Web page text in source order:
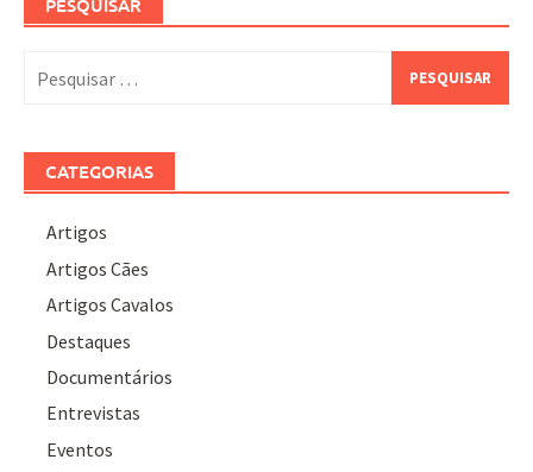
PESQUISAR
por:
CATEGORIAS
Artigos
Artigos Cães
Artigos Cavalos
Destaques
Documentários
Entrevistas
Eventos